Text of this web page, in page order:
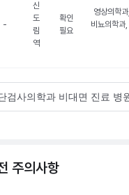
-
신
도
림
역
확인
필요
영상의학
비뇨의학과
검사의학과 비대면 진료 병
주의사항